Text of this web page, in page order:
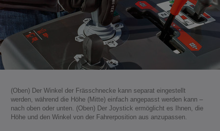
(Oben) Der Winkel der Frässchnecke kann separat eingestellt
werden, während die Höhe (Mitte) einfach angepasst werden kann –
nach oben oder unten. (Oben) Der Joystick ermöglicht es Ihnen, die
Höhe und den Winkel von der Fahrerposition aus anzupassen.